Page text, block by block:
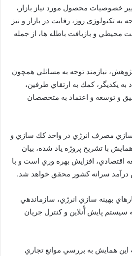
خصوصيات محصول مورد نياز بازار،
به تكنولوژي روز، رقابت در بازار و نيز
محيطي و بازيافت باطله ها، از جمله
نيازمند توجه به مسائلي همچون
به يكديگر، كمك به ارتقاي طرفين،
و توسعه و اعتماد به متخصصان
سازي مصرف انرژي در واحد كك سازي و
با تشريح پروژه ياد شده، بيان
افزايش بهره وري است و با
درآمد سرانه كشور محقق خواهد شد.
بهينه سازي انرژي، سازماندهي
سيستم پايش آْنلاين و كنترل جريان
اين همايش به بررسي موانع تجاري